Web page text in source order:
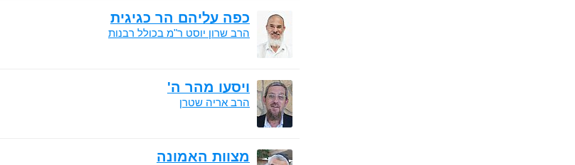
כפה עליהם הר כגיגית
הרב שרון יוסט ר"מ בכולל רבנות
ויסעו מהר ה'
הרב אריה שטרן
מצוות האמונה